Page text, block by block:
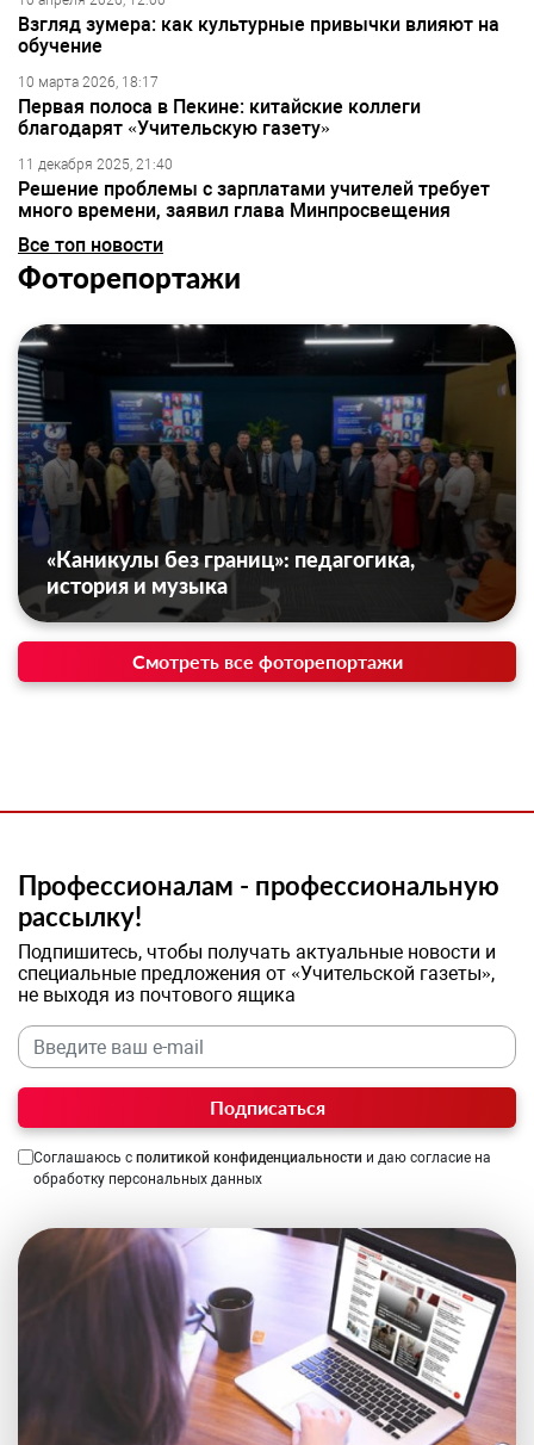
Взгляд зумера: как культурные привычки влияют на
обучение
10 марта 2026, 18:17
Первая полоса в Пекине: китайские коллеги
благодарят «Учительскую газету»
11 декабря 2025, 21:40
Решение проблемы с зарплатами учителей требует
много времени, заявил глава Минпросвещения
Все топ новости
Фоторепортажи
«Каникулы без границ»: педагогика,
история и музыка
Смотреть все фоторепортажи
Профессионалам - профессиональную
рассылку!
Подпишитесь, чтобы получать актуальные новости и
специальные предложения от «Учительской газеты»,
не выходя из почтового ящика
Подписаться
Соглашаюсь с политикой конфиденциальности и даю согласие на
обработку персональных данных